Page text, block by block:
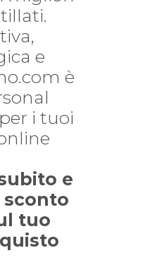
e
è
i tuoi
e
sconto
tuo